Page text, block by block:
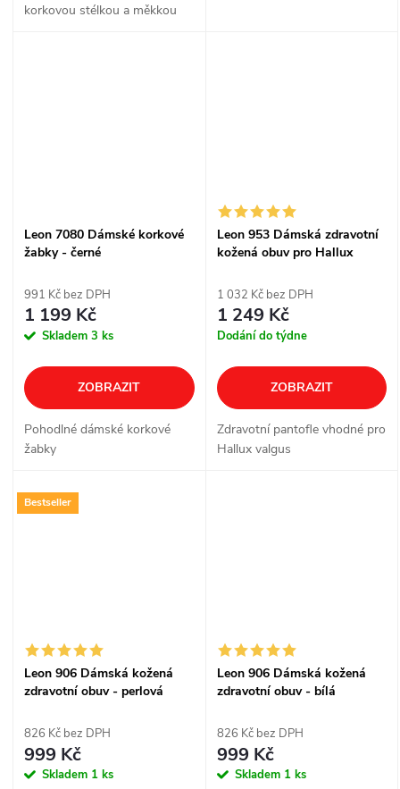
korkovou stélkou a měkkou
Leon 7080 Dámské korkové
žabky - černé
991 Kč bez DPH
1 199 Kč
Skladem 3 ks
ZOBRAZIT
Pohodlné dámské korkové
žabky
Leon 953 Dámská zdravotní
kožená obuv pro Hallux
1 032 Kč bez DPH
1 249 Kč
Dodání do týdne
ZOBRAZIT
Zdravotní pantofle vhodné pro
Hallux valgus
Bestseller
Leon 906 Dámská kožená
zdravotní obuv - perlová
826 Kč bez DPH
999 Kč
Skladem 1 ks
Leon 906 Dámská kožená
zdravotní obuv - bílá
826 Kč bez DPH
999 Kč
Skladem 1 ks